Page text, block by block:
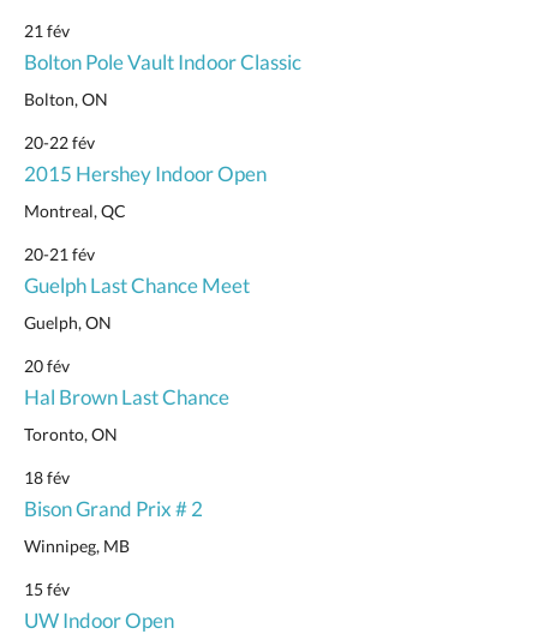
21 fév
Bolton Pole Vault Indoor Classic
Bolton, ON
20-22 fév
2015 Hershey Indoor Open
Montreal, QC
20-21 fév
Guelph Last Chance Meet
Guelph, ON
20 fév
Hal Brown Last Chance
Toronto, ON
18 fév
Bison Grand Prix # 2
Winnipeg, MB
15 fév
UW Indoor Open